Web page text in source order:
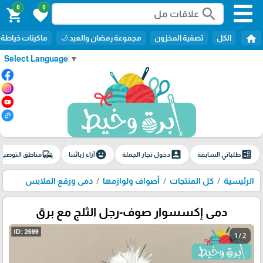
Select Language ▼
search
0
favorite
0
shopping_cart
home الكل تصفية المخزون مجموعة رمضان والعيد 🌙 ماكينات خياطة
ballotطلباتي السابقة account_boxدخول تجار الجملة emoji_emotionsآراء زبائننا commuteمناطق
الرئيسية كل المنتجات أصواف ولوازمها دمى ورقع الملابس
دمى إكسسوار صوف-رجل الثلج مع برق
1 / 2